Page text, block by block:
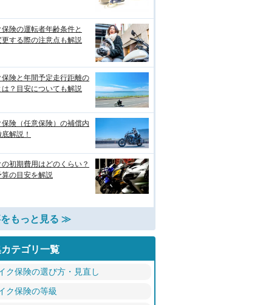
険の運転者年齢条件と
更する際の注意点も解説
保険と年間予定走行距離の
は？目安についても解説
保険（任意保険）の補償内
解説！
初期費用はどのくらい？
算の目安を解説
もっと見る ≫
テゴリ一覧
ク保険の選び方・見直し
ク保険の等級